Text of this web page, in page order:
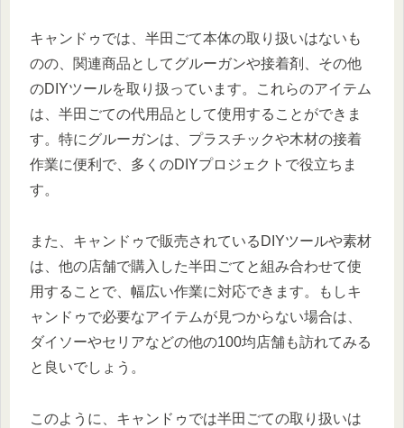
キャンドゥでは、半田ごて本体の取り扱いはないも
のの、関連商品としてグルーガンや接着剤、その他
のDIYツールを取り扱っています。これらのアイテム
は、半田ごての代用品として使用することができま
す。特にグルーガンは、プラスチックや木材の接着
作業に便利で、多くのDIYプロジェクトで役立ちま
す。
また、キャンドゥで販売されているDIYツールや素材
は、他の店舗で購入した半田ごてと組み合わせて使
用することで、幅広い作業に対応できます。もしキ
ャンドゥで必要なアイテムが見つからない場合は、
ダイソーやセリアなどの他の100均店舗も訪れてみる
と良いでしょう。
このように、キャンドゥでは半田ごての取り扱いは